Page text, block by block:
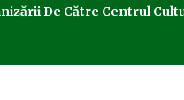
De Către Centrul